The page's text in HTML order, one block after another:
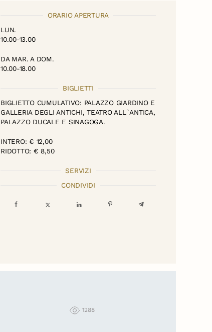
ORARIO APERTURA
LUN.
10.00-13.00
DA MAR. A DOM.
10.00-18.00
BIGLIETTI
BIGLIETTO CUMULATIVO: PALAZZO GIARDINO E
GALLERIA DEGLI ANTICHI, TEATRO ALL`ANTICA,
PALAZZO DUCALE E SINAGOGA.
INTERO: € 12,00
RIDOTTO: € 8,50
SERVIZI
CONDIVIDI
1288